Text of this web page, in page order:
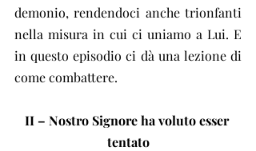
demonio, rendendoci anche trionfanti
nella misura in cui ci uniamo a Lui. E
in questo episodio ci dà una lezione di
come combattere.
II – Nostro Signore ha voluto esser
tentato